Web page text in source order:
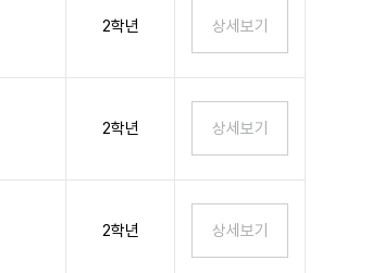
2학년
2학년
2학년